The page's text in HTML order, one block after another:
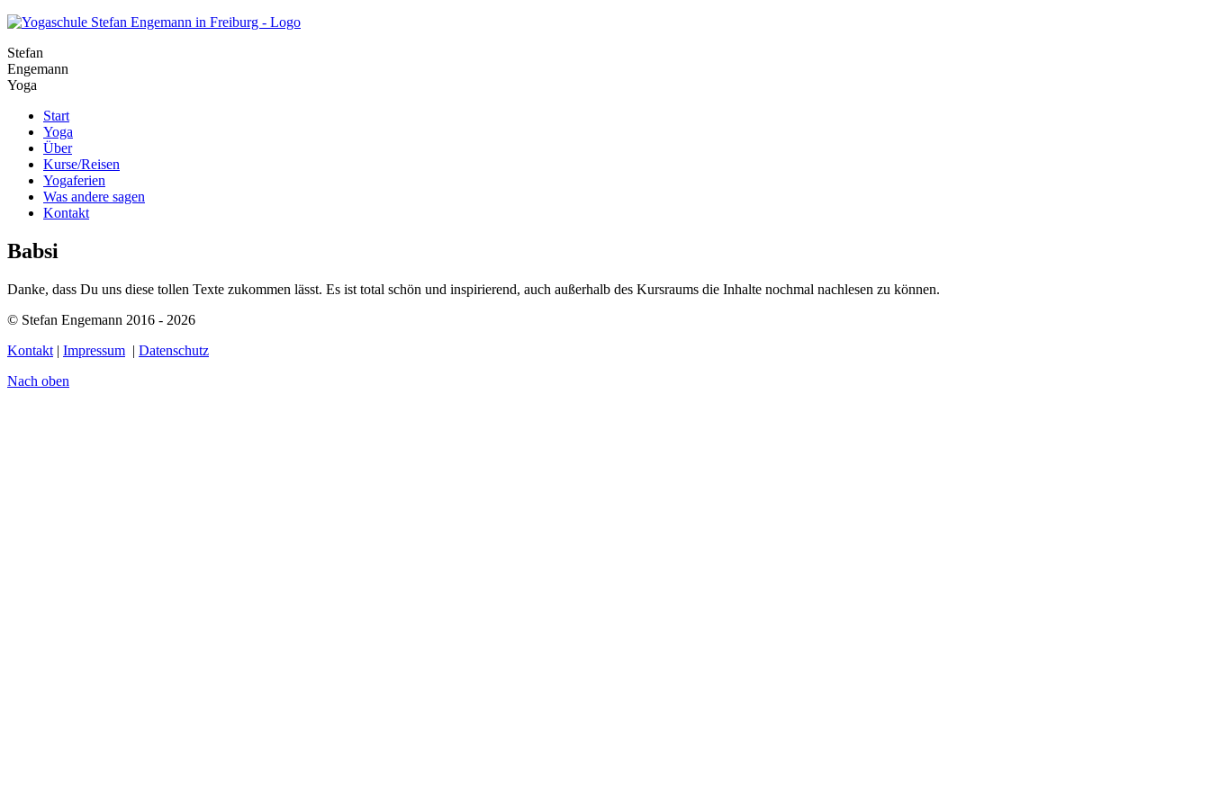
Stefan
Engemann
Yoga
Start
Yoga
Über
Kurse/Reisen
Yogaferien
Was andere sagen
Kontakt
Babsi
Danke, dass Du uns diese tollen Texte zukommen lässt. Es ist total schön und inspirierend, auch außerhalb des Kursraums die Inhalte nochmal nachlesen zu können.
© Stefan Engemann 2016 - 2026
Kontakt | Impressum | Datenschutz
Nach oben